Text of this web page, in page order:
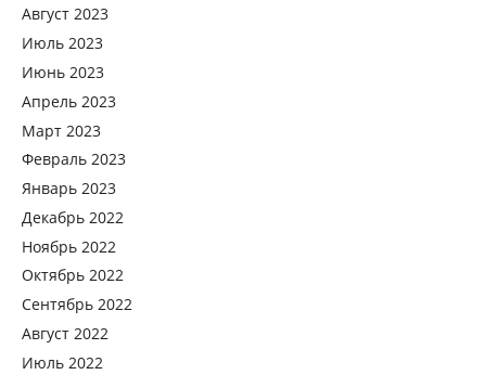
Август 2023
Июль 2023
Июнь 2023
Апрель 2023
Март 2023
Февраль 2023
Январь 2023
Декабрь 2022
Ноябрь 2022
Октябрь 2022
Сентябрь 2022
Август 2022
Июль 2022